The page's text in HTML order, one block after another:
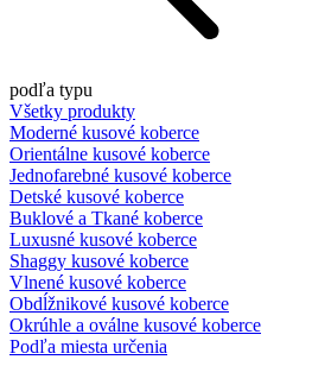
podľa typu
Všetky produkty
Moderné kusové koberce
Orientálne kusové koberce
Jednofarebné kusové koberce
Detské kusové koberce
Buklové a Tkané koberce
Luxusné kusové koberce
Shaggy kusové koberce
Vlnené kusové koberce
Obdĺžnikové kusové koberce
Okrúhle a oválne kusové koberce
Podľa miesta určenia